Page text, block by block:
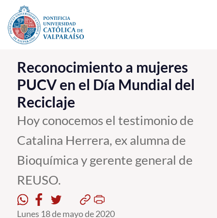
Click acá para ir directamente al contenido
La Universidad
Investigación, Creación e Innovación
PUCV Internacional
Vinculación con el Medio
Admisión
Postgrado
Formación Continua
Reconocimiento a mujeres
PUCV en el Día Mundial del
Reciclaje
Hoy conocemos el testimonio de
Catalina Herrera, ex alumna de
Bioquímica y gerente general de
REUSO.
Lunes 18 de mayo de 2020